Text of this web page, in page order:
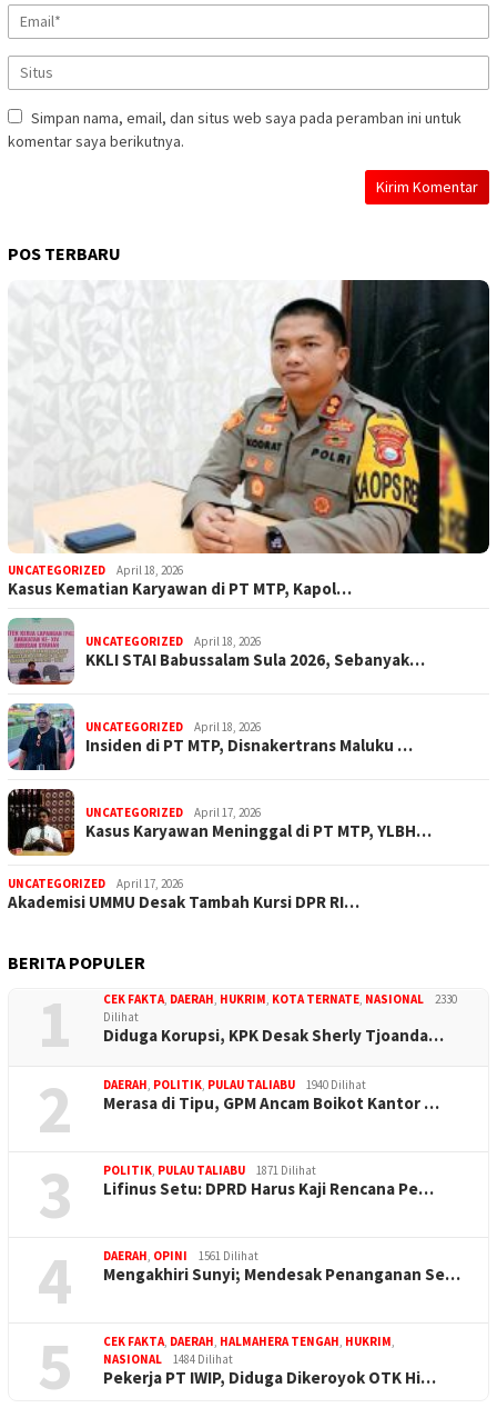
Simpan nama, email, dan situs web saya pada peramban ini untuk
komentar saya berikutnya.
POS TERBARU
UNCATEGORIZED April 18, 2026
Kasus Kematian Karyawan di PT MTP, Kapol…
UNCATEGORIZED April 18, 2026
KKLI STAI Babussalam Sula 2026, Sebanyak…
UNCATEGORIZED April 18, 2026
Insiden di PT MTP, Disnakertrans Maluku …
UNCATEGORIZED April 17, 2026
Kasus Karyawan Meninggal di PT MTP, YLBH…
UNCATEGORIZED April 17, 2026
Akademisi UMMU Desak Tambah Kursi DPR RI…
BERITA POPULER
1 CEK FAKTA, DAERAH, HUKRIM, KOTA TERNATE, NASIONAL
2330
Dilihat
Diduga Korupsi, KPK Desak Sherly Tjoanda…
2 DAERAH, POLITIK, PULAU TALIABU 1940 Dilihat
Merasa di Tipu, GPM Ancam Boikot Kantor …
3 POLITIK, PULAU TALIABU 1871 Dilihat
Lifinus Setu: DPRD Harus Kaji Rencana Pe…
4 DAERAH, OPINI 1561 Dilihat
Mengakhiri Sunyi; Mendesak Penanganan Se…
5 CEK FAKTA, DAERAH, HALMAHERA TENGAH, HUKRIM,
NASIONAL
1484 Dilihat
Pekerja PT IWIP, Diduga Dikeroyok OTK Hi…